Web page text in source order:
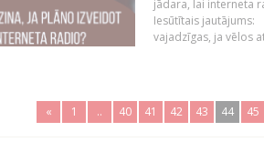
jādara, lai interneta
Iesūtītais jautājums:
vajadzīgas, ja vēlos
« 1 .. 40 41 42 43 44 45